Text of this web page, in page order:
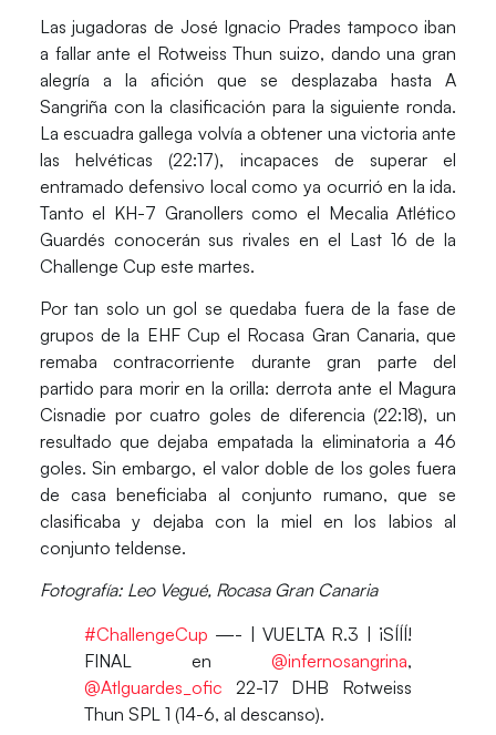
Las jugadoras de José Ignacio Prades tampoco iban
a fallar ante el Rotweiss Thun suizo, dando una gran
alegría a la afición que se desplazaba hasta A
Sangriña con la clasificación para la siguiente ronda.
La escuadra gallega volvía a obtener una victoria ante
las helvéticas(22:17), incapaces de superar el
entramado defensivo local como ya ocurrió en la ida.
Tanto el KH-7 Granollers como el Mecalia Atlético
Guardés conocerán sus rivales en el Last 16 de la
Challenge Cup este martes.
Por tan solo un gol se quedaba fuera de la fase de
grupos de la EHF Cup el Rocasa Gran Canaria, que
remaba contracorriente durante gran parte del
partido para morir en la orilla: derrota ante el Magura
Cisnadie por cuatro goles de diferencia(22:18),un
resultado que dejaba empatada la eliminatoria a 46
goles. Sin embargo, el valor doble de los goles fuera
de casa beneficiaba al conjunto rumano, que se
clasificaba y dejaba con la miel en los labios al
conjunto teldense.
Fotografía: Leo Vegué, Rocasa Gran Canaria
#ChallengeCup —- | VUELTA R.3 | ¡SÍÍÍ!
FINAL en@infernosangrina,
@Atlguardes_ofic 22-17 DHB Rotweiss
Thun SPL 1 (14-6, al descanso).